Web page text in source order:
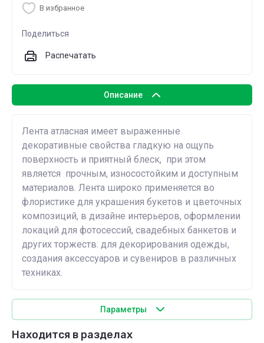
В избранное
Поделиться
Распечатать
Описание
Лента атласная имеет выраженные
декоративные свойства гладкую на ощупь
поверхность и приятный блеск, при этом
является прочным, износостойким и доступным
материалов. Лента широко применяется во
флористике для украшения букетов и цветочных
композиций, в дизайне интерьеров, оформлении
локаций для фотосессий, свадебных банкетов и
других торжеств. для декорирования одежды,
создания аксессуаров и сувениров в различных
техниках.
Параметры
Находится в разделах